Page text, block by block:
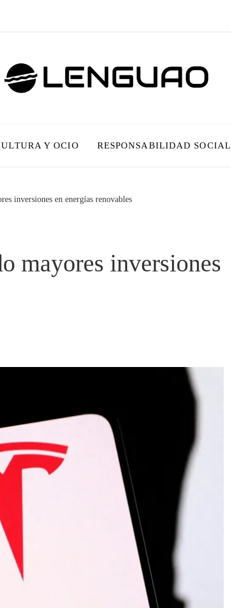
Y OCIO RESPONSABILIDAD SOCIAL
inversiones en energías renovables
mayores inversiones